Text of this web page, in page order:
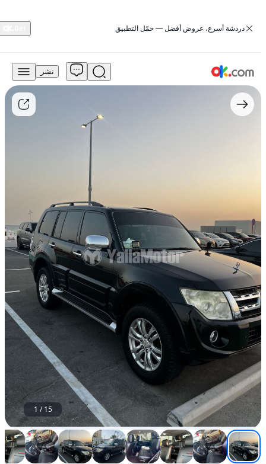
‏دردشة أسرع، عروض أفضل — حمّل التطبيق
27,000
درهم
للبيع
ميتسوبيشي
مستعمل
نشر
1 /15